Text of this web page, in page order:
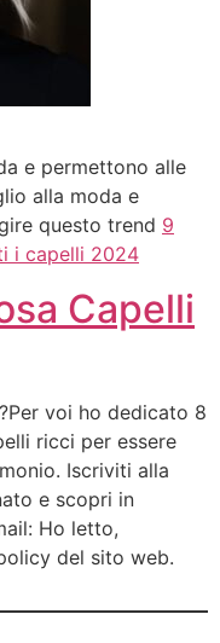
e permettono alle
alla moda e
questo trend 9
i capelli 2024
Capelli
voi ho dedicato 8
ricci per essere
Iscriviti alla
e scopri in
Ho letto,
del sito web.